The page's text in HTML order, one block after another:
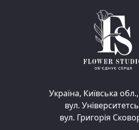
Україна, Київська
вул.
вул. Григорія